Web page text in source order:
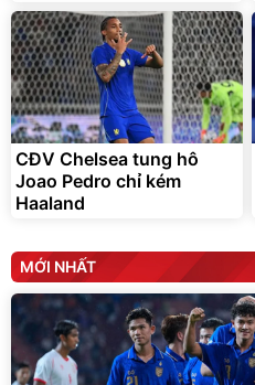
CĐV Chelsea tung hô
Joao Pedro chỉ kém
Haaland
MỚI NHẤT